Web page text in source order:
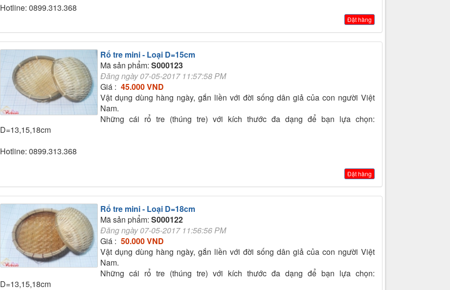
Hotline: 0899.313.368
Đặt hàng
Rổ tre mini - Loại D=15cm
Mã sản phẩm: S000123
Đăng ngày 07-05-2017 11:57:58 PM
Giá : 45.000 VND
Vật dụng dùng hàng ngày, gắn liền với đời sống dân giả của con người Việt
Nam.
Những cái rổ tre (thúng tre) với kích thước đa dạng để bạn lựa chọn:
D=13,15,18cm
Hotline: 0899.313.368
Đặt hàng
Rổ tre mini - Loại D=18cm
Mã sản phẩm: S000122
Đăng ngày 07-05-2017 11:56:56 PM
Giá : 50.000 VND
Vật dụng dùng hàng ngày, gắn liền với đời sống dân giả của con người Việt
Nam.
Những cái rổ tre (thúng tre) với kích thước đa dạng để bạn lựa chọn:
D=13,15,18cm